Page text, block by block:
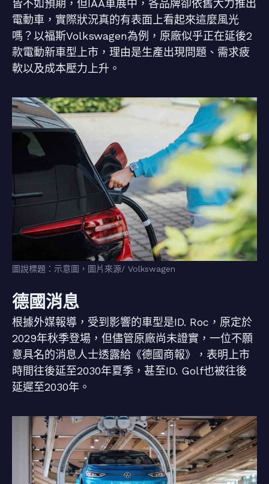
皆不如預期，但IAA車展中，各品牌卻依舊大力推出
電動車，實際狀況真的有表面上看起來這麼風光
嗎？以福斯Volkswagen為例，原廠似乎正在延後2
款電動新車型上市，理由是生產出現問題、需求疲
軟以及成本壓力上升。
圖說標題：示意圖，圖片來源/ Volkswagen
德國消息
根據外媒報導，受到影響的車型是ID. Roc，原定於
2029年秋季登場，但儘管原廠尚未證實，一位不願
意具名的消息人士透露給《德國商報》，表明上市
時間往後延至2030年夏季，甚至ID. Golf也被往後
延遲至2030年。